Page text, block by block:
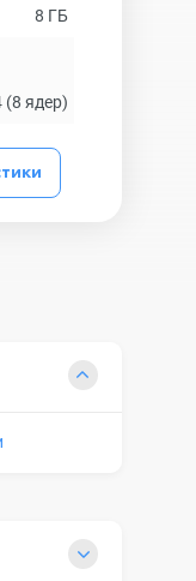
8 ГБ
(8 ядер)